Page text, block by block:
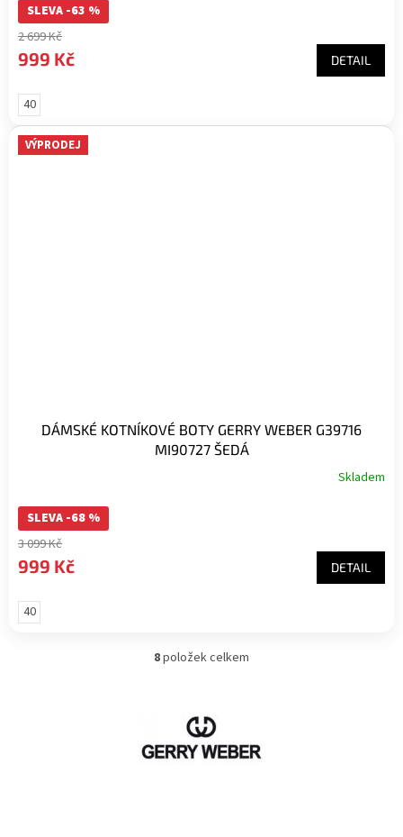
SLEVA -63 %
2 699 Kč
999 Kč DETAIL
40
VÝPRODEJ
DÁMSKÉ KOTNÍKOVÉ BOTY GERRY WEBER G39716
MI90727 ŠEDÁ
Skladem
SLEVA -68 %
3 099 Kč
999 Kč DETAIL
40
O
á
d
a
8položek celkem